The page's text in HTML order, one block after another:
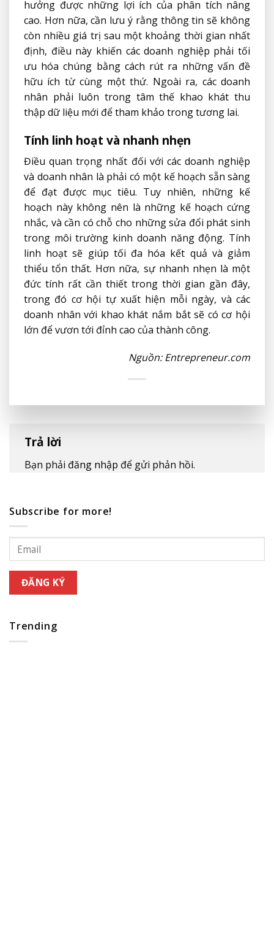
hưởng được những lợi ích của phân tích nâng
cao. Hơn nữa, cần lưu ý rằng thông tin sẽ không
còn nhiều giá trị sau một khoảng thời gian nhất
định, điều này khiến các doanh nghiệp phải tối
ưu hóa chúng bằng cách rút ra những vấn đề
hữu ích từ cùng một thứ. Ngoài ra, các doanh
nhân phải luôn trong tâm thế khao khát thu
thập dữ liệu mới để tham khảo trong tương lai.
Tính linh hoạt và nhanh nhẹn
Điều quan trọng nhất đối với các doanh nghiệp
và doanh nhân là phải có một kế hoạch sẵn sàng
để đạt được mục tiêu. Tuy nhiên, những kế
hoạch này không nên là những kế hoạch cứng
nhắc, và cần có chỗ cho những sửa đổi phát sinh
trong môi trường kinh doanh năng động. Tính
linh hoạt sẽ giúp tối đa hóa kết quả và giảm
thiểu tổn thất. Hơn nữa, sự nhanh nhẹn là một
đức tính rất cần thiết trong thời gian gần đây,
trong đó cơ hội tự xuất hiện mỗi ngày, và các
doanh nhân với khao khát nắm bắt sẽ có cơ hội
lớn để vươn tới đỉnh cao của thành công.
Nguồn: Entrepreneur.com
Trả lời
Bạn phải đăng nhập để gửi phản hồi.
Subscribe for more!
Trending